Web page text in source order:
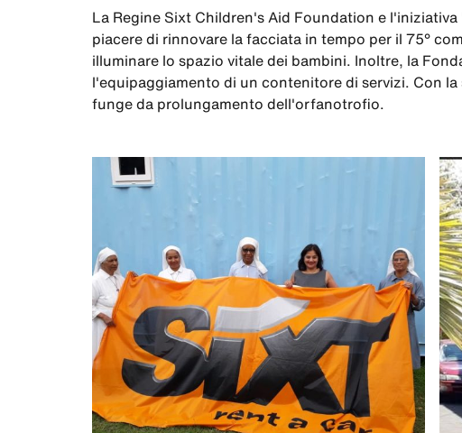
La Regine Sixt Children's Aid Foundation e
piacere di rinnovare la facciata in tempo per il 75°
illuminare lo spazio vitale dei bambini. Inoltre, la
l'equipaggiamento di un contenitore di servizi. Con
funge da prolungamento dell'orfanotrofio.